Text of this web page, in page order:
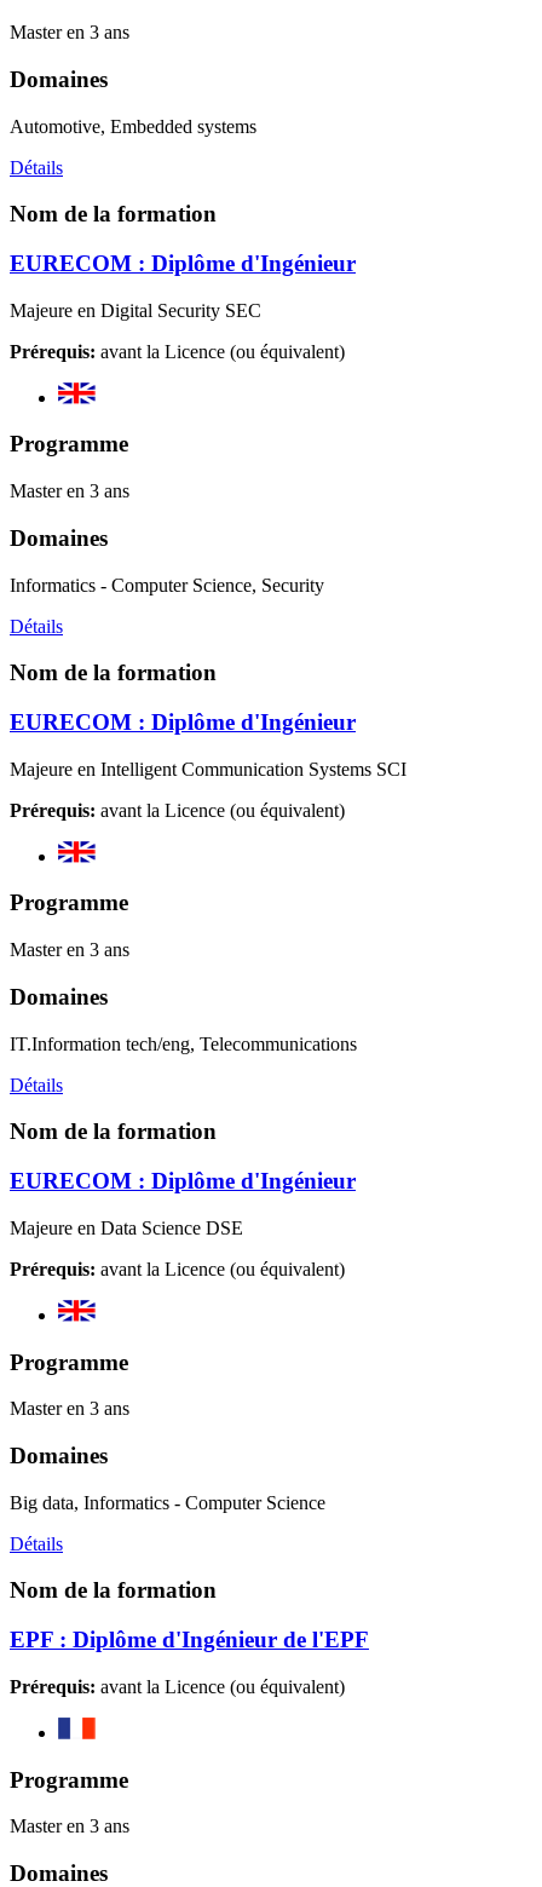
Master en 3 ans
Domaines
Automotive, Embedded systems
Détails
Nom de la formation
EURECOM : Diplôme d'Ingénieur
Majeure en Digital Security SEC
Prérequis: avant la Licence (ou équivalent)
Programme
Master en 3 ans
Domaines
Informatics - Computer Science, Security
Détails
Nom de la formation
EURECOM : Diplôme d'Ingénieur
Majeure en Intelligent Communication Systems SCI
Prérequis: avant la Licence (ou équivalent)
Programme
Master en 3 ans
Domaines
IT.Information tech/eng, Telecommunications
Détails
Nom de la formation
EURECOM : Diplôme d'Ingénieur
Majeure en Data Science DSE
Prérequis: avant la Licence (ou équivalent)
Programme
Master en 3 ans
Domaines
Big data, Informatics - Computer Science
Détails
Nom de la formation
EPF : Diplôme d'Ingénieur de l'EPF
Prérequis: avant la Licence (ou équivalent)
Programme
Master en 3 ans
Domaines